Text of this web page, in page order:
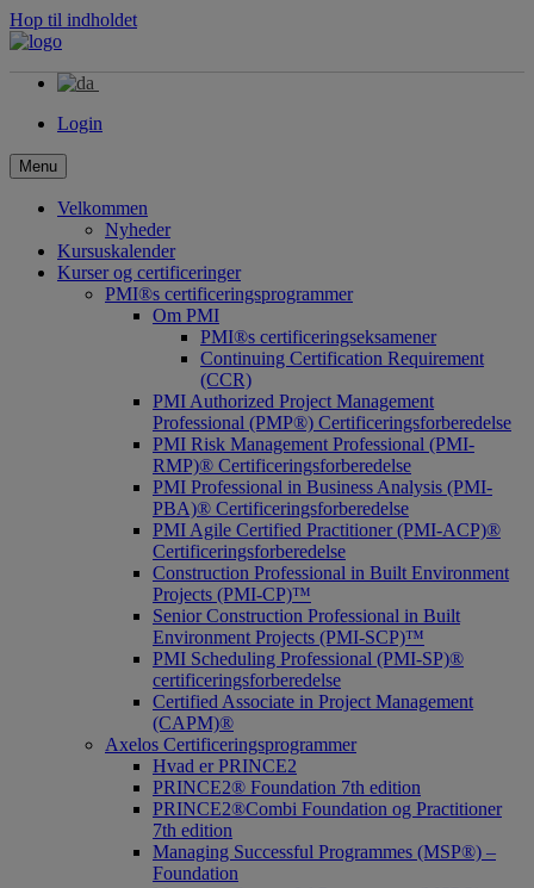
Hop til indholdet
Login
Menu
Velkommen
Nyheder
Kursuskalender
Kurser og certificeringer
PMI®s certificeringsprogrammer
Om PMI
PMI®s certificeringseksamener
Continuing Certification Requirement
(CCR)
PMI Authorized Project Management
Professional (PMP®) Certificeringsforberedelse
PMI Risk Management Professional (PMI-
RMP)® Certificeringsforberedelse
PMI Professional in Business Analysis (PMI-
PBA)® Certificeringsforberedelse
PMI Agile Certified Practitioner (PMI-ACP)®
Certificeringsforberedelse
Construction Professional in Built Environment
Projects (PMI-CP)™
Senior Construction Professional in Built
Environment Projects (PMI-SCP)™
PMI Scheduling Professional (PMI-SP)®
certificeringsforberedelse
Certified Associate in Project Management
(CAPM)®
Axelos Certificeringsprogrammer
Hvad er PRINCE2
PRINCE2® Foundation 7th edition
PRINCE2®Combi Foundation og Practitioner
7th edition
Managing Successful Programmes (MSP®) –
Foundation